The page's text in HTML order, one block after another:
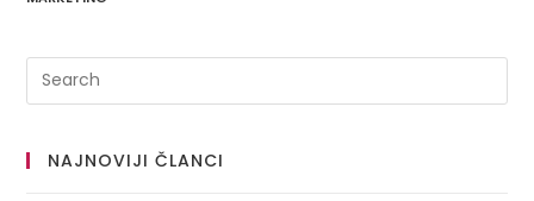
NAJNOVIJI ČLANCI